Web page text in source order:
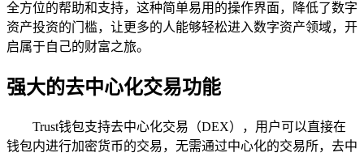
全方位的帮助和支持，这种简单易用的操作界面，降低了数字
资产投资的门槛，让更多的人能够轻松进入数字资产领域，开
启属于自己的财富之旅。
强大的去中心化交易功能
Trust钱包支持去中心化交易（DEX），用户可以直接在
钱包内进行加密货币的交易，无需通过中心化的交易所，去中